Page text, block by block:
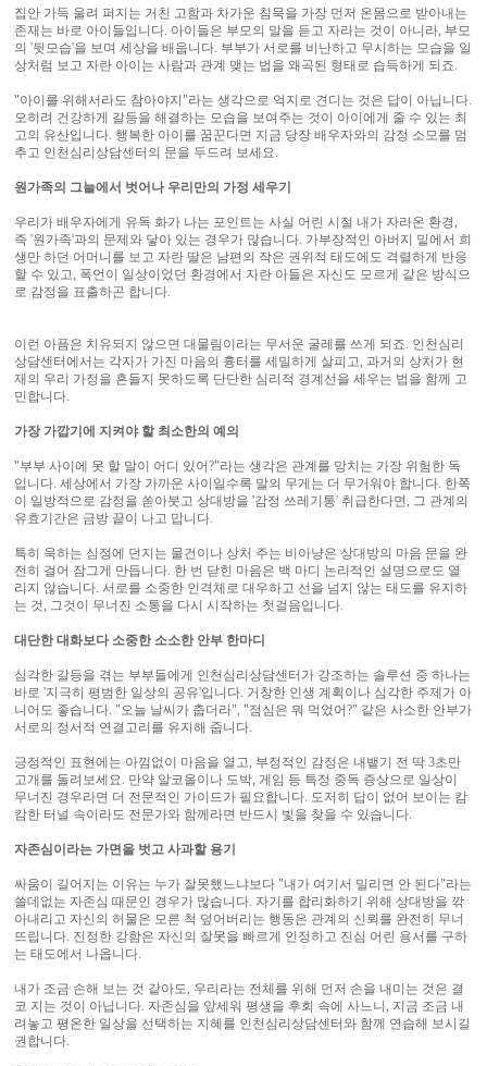
집안 가득 울려 퍼지는 거친 고함과 차가운 침묵을 가장 먼저 온몸으로 받아내는
존재는 바로 아이들입니다. 아이들은 부모의 말을 듣고 자라는 것이 아니라, 부모
의 '뒷모습'을 보며 세상을 배웁니다. 부부가 서로를 비난하고 무시하는 모습을 일
상처럼 보고 자란 아이는 사람과 관계 맺는 법을 왜곡된 형태로 습득하게 되죠. ​
"아이를 위해서라도 참아야지"라는 생각으로 억지로 견디는 것은 답이 아닙니다.
오히려 건강하게 갈등을 해결하는 모습을 보여주는 것이 아이에게 줄 수 있는 최
고의 유산입니다. 행복한 아이를 꿈꾼다면 지금 당장 배우자와의 감정 소모를 멈
추고 인천심리상담센터의 문을 두드려 보세요.
원가족의 그늘에서 벗어나 우리만의 가정 세우기
우리가 배우자에게 유독 화가 나는 포인트는 사실 어린 시절 내가 자라온 환경,
즉 '원가족'과의 문제와 닿아 있는 경우가 많습니다. 가부장적인 아버지 밑에서 희
생만 하던 어머니를 보고 자란 딸은 남편의 작은 권위적 태도에도 격렬하게 반응
할 수 있고, 폭언이 일상이었던 환경에서 자란 아들은 자신도 모르게 같은 방식으
로 감정을 표출하곤 합니다.
이런 아픔은 치유되지 않으면 대물림이라는 무서운 굴레를 쓰게 되죠. 인천심리
상담센터에서는 각자가 가진 마음의 흉터를 세밀하게 살피고, 과거의 상처가 현
재의 우리 가정을 흔들지 못하도록 단단한 심리적 경계선을 세우는 법을 함께 고
민합니다.​
가장 가깝기에 지켜야 할 최소한의 예의
"부부 사이에 못 할 말이 어디 있어?"라는 생각은 관계를 망치는 가장 위험한 독
입니다. 세상에서 가장 가까운 사이일수록 말의 무게는 더 무거워야 합니다. 한쪽
이 일방적으로 감정을 쏟아붓고 상대방을 '감정 쓰레기통' 취급한다면, 그 관계의
유효기간은 금방 끝이 나고 맙니다.
특히 욱하는 심정에 던지는 물건이나 상처 주는 비아냥은 상대방의 마음 문을 완
전히 걸어 잠그게 만듭니다. 한 번 닫힌 마음은 백 마디 논리적인 설명으로도 열
리지 않습니다. 서로를 소중한 인격체로 대우하고 선을 넘지 않는 태도를 유지하
는 것, 그것이 무너진 소통을 다시 시작하는 첫걸음입니다.
대단한 대화보다 소중한 소소한 안부 한마디
심각한 갈등을 겪는 부부들에게 인천심리상담센터가 강조하는 솔루션 중 하나는
바로 '지극히 평범한 일상의 공유'입니다. 거창한 인생 계획이나 심각한 주제가 아
니어도 좋습니다. "오늘 날씨가 춥더라", "점심은 뭐 먹었어?" 같은 사소한 안부가
서로의 정서적 연결고리를 유지해 줍니다. ​
긍정적인 표현에는 아낌없이 마음을 열고, 부정적인 감정은 내뱉기 전 딱 3초만
고개를 돌려보세요. 만약 알코올이나 도박, 게임 등 특정 중독 증상으로 일상이
무너진 경우라면 더 전문적인 가이드가 필요합니다. 도저히 답이 없어 보이는 캄
캄한 터널 속이라도 전문가와 함께라면 반드시 빛을 찾을 수 있습니다.
자존심이라는 가면을 벗고 사과할 용기
싸움이 길어지는 이유는 누가 잘못했느냐보다 "내가 여기서 밀리면 안 된다"라는
쓸데없는 자존심 때문인 경우가 많습니다. 자기를 합리화하기 위해 상대방을 깎
아내리고 자신의 허물은 모른 척 덮어버리는 행동은 관계의 신뢰를 완전히 무너
뜨립니다. 진정한 강함은 자신의 잘못을 빠르게 인정하고 진심 어린 용서를 구하
는 태도에서 나옵니다.
내가 조금 손해 보는 것 같아도, 우리라는 전체를 위해 먼저 손을 내미는 것은 결
코 지는 것이 아닙니다. 자존심을 앞세워 평생을 후회 속에 사느니, 지금 조금 내
려놓고 평온한 일상을 선택하는 지혜를 인천심리상담센터와 함께 연습해 보시길
권합니다.